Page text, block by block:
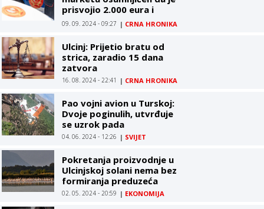
prisvojio 2.000 eura i
upotrijebio ih za igre na
09. 09. 2024 - 09:27 | CRNA HRONIKA
Ulcinj: Prijetio bratu od
strica, zaradio 15 dana
zatvora
16. 08. 2024 - 22:41 | CRNA HRONIKA
Pao vojni avion u Turskoj:
Dvoje poginulih, utvrđuje
se uzrok pada
04. 06. 2024 - 12:26 | SVIJET
Pokretanja proizvodnje u
Ulcinjskoj solani nema bez
formiranja preduzeća
02. 05. 2024 - 20:59 | EKONOMIJA